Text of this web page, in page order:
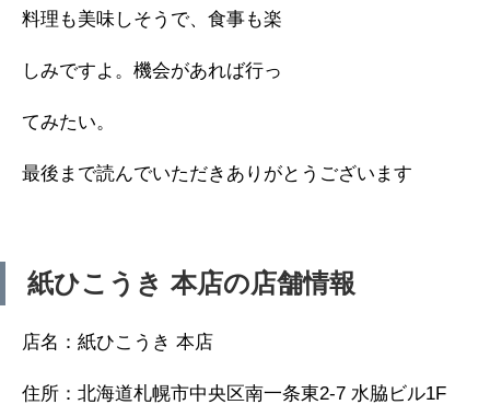
料理も美味しそうで、食事も楽
しみですよ。機会があれば行っ
てみたい。
最後まで読んでいただきありがとうございます
紙ひこうき 本店の店舗情報
店名：紙ひこうき 本店
住所：北海道札幌市中央区南一条東2-7 水脇ビル1F